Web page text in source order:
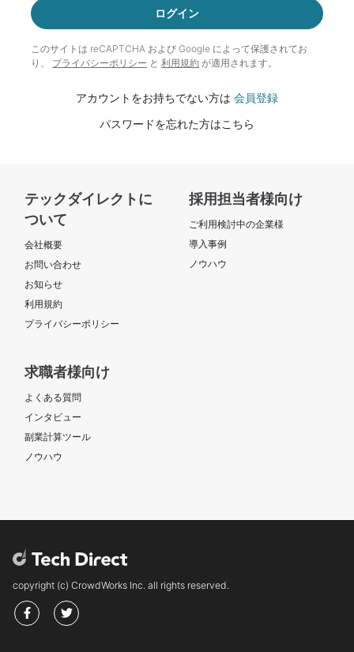
ログイン
このサイトは reCAPTCHA および Google によって保護されてお
り、 プライバシーポリシー と 利用規約 が適用されます。
アカウントをお持ちでない方は 会員登録
パスワードを忘れた方はこちら
テックダイレクトに
ついて
会社概要
お問い合わせ
お知らせ
利用規約
プライバシーポリシー
採用担当者様向け
ご利用検討中の企業様
導入事例
ノウハウ
求職者様向け
よくある質問
インタビュー
副業計算ツール
ノウハウ
copyright (c) CrowdWorks Inc. all rights reserved.